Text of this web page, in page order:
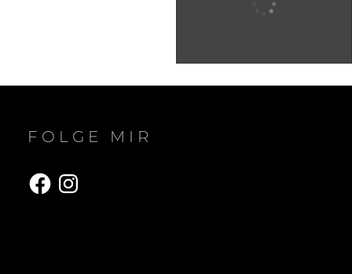
FOLGE MIR
FacebookInstagram